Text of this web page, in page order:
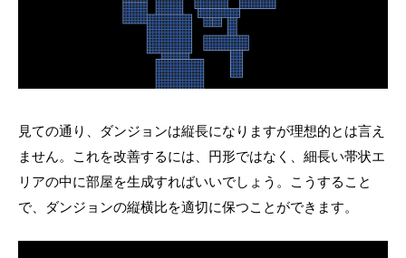
見ての通り、ダンジョンは縦長になりますが理想的とは言え
ません。これを改善するには、円形ではなく、細長い帯状エ
リアの中に部屋を生成すればいいでしょう。こうすること
で、ダンジョンの縦横比を適切に保つことができます。